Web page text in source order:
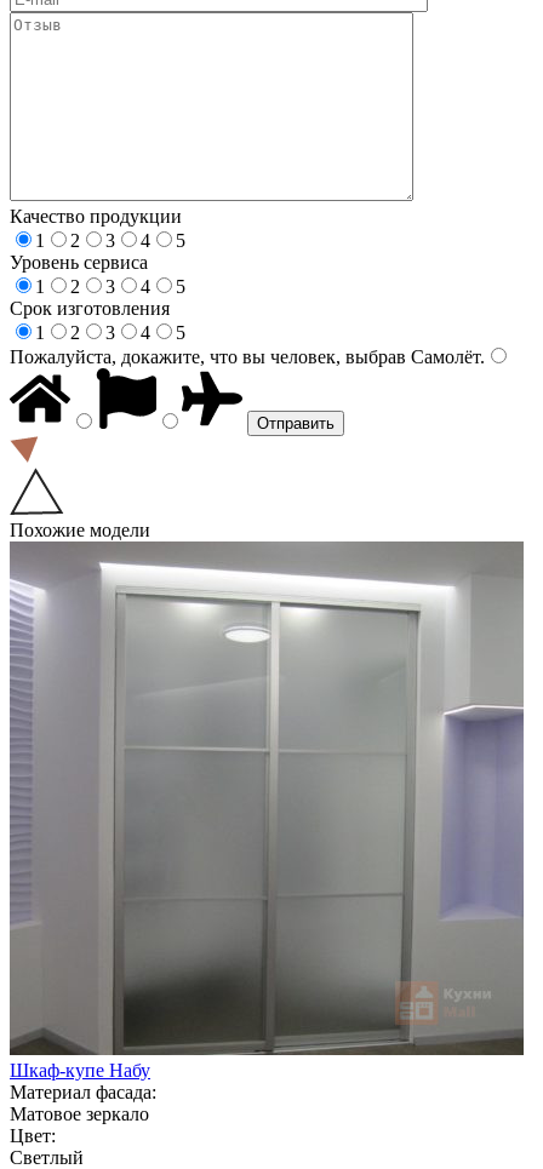
Качество продукции
1
2 3 4
5
Уровень сервиса
1
2 3 4
5
Срок изготовления
1
2 3 4
5
Пожалуйста, докажите, что вы человек, выбрав Самолёт.
Похожие модели
Шкаф-купе Набу
Материал фасада:
Матовое зеркало
Цвет:
Светлый